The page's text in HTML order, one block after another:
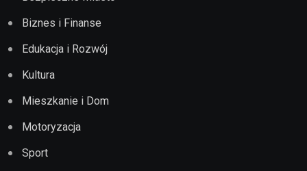
Biznes i Finanse
Edukacja i Rozwój
Kultura
Mieszkanie i Dom
Motoryzacja
Sport